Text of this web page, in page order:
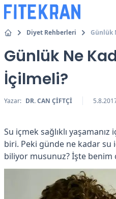
Diyet Rehberleri Günlük
Günlük Ne
İçilmeli?
Yazar: DR. CAN ÇİFTÇİ
Su içmek sağlıklı
biri. Peki günde ne kadar su
biliyor musunuz? İşte benim